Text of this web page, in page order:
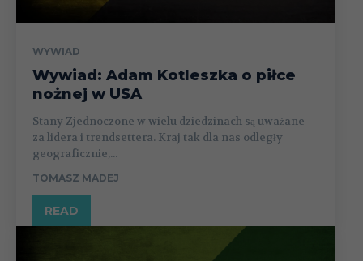
WYWIAD
Wywiad: Adam Kotleszka o piłce
nożnej w USA
Stany Zjednoczone w wielu dziedzinach są uważane
za lidera i trendsettera. Kraj tak dla nas odległy
geograficznie,...
TOMASZ MADEJ
READ